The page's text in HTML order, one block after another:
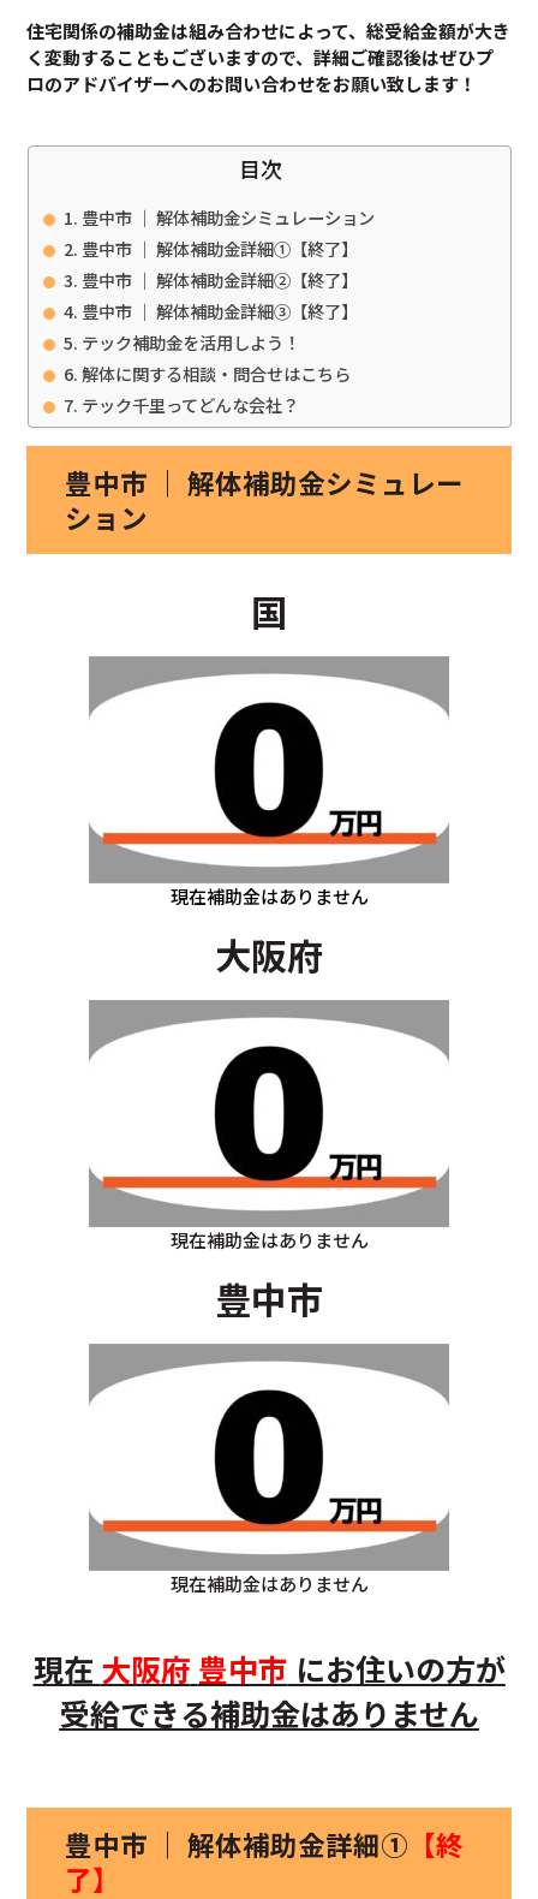
住宅関係の補助金は組み合わせによって、総受給金額が大き
く変動することもございますので、詳細ご確認後はぜひプ
ロのアドバイザーへのお問い合わせをお願い致します！
目次
豊中市 ｜ 解体補助金シミュレーション
豊中市 ｜ 解体補助金詳細①【終了】
豊中市 ｜ 解体補助金詳細②【終了】
豊中市 ｜ 解体補助金詳細③【終了】
テック補助金を活用しよう！
解体に関する相談・問合せはこちら
テック千里ってどんな会社？
豊中市 ｜ 解体補助金シミュレー
ション
国
現在補助金はありません
大阪府
現在補助金はありません
豊中市
現在補助金はありません
現在 大阪府 豊中市 にお住いの方が
受給できる補助金はありません
豊中市 ｜ 解体補助金詳細① 【終
了】